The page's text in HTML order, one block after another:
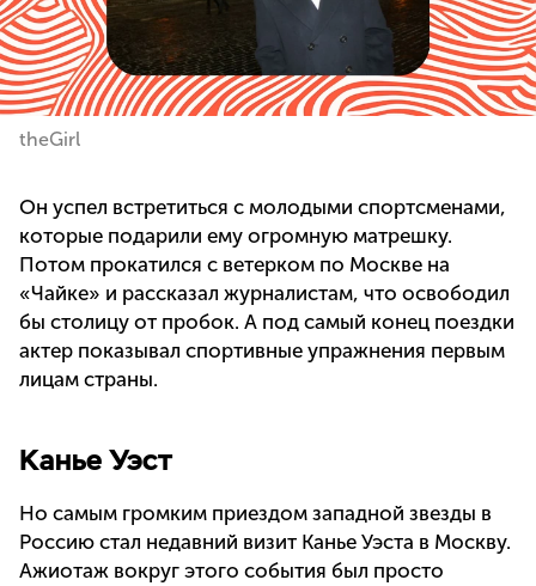
theGirl
Он успел встретиться с молодыми спортсменами,
которые подарили ему огромную матрешку.
Потом прокатился с ветерком по Москве на
«Чайке» и рассказал журналистам, что освободил
бы столицу от пробок. А под самый конец поездки
актер показывал спортивные упражнения первым
лицам страны.
Канье Уэст
Но самым громким приездом западной звезды в
Россию стал недавний визит Канье Уэста в Москву.
Ажиотаж вокруг этого события был просто